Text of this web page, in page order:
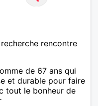
rencontre
de 67 ans qui
et durable pour faire
tout le bonheur de